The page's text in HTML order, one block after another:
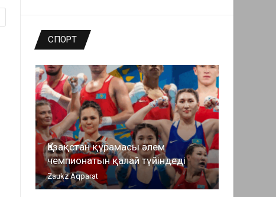
СПОРТ
Қазақстан құрамасы әлем
чемпионатын қалай түйіндеді
Zaukz Aqparat